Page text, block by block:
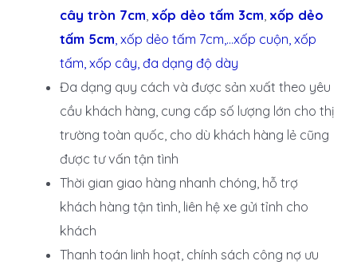
cây tròn 7cm xốp dẻo tấm 3cm xốp dẻo
tấm 5cm , xốp dẻo tấm 7cm,…xốp cuộn, xốp
tấm, xốp cây, đa dạng độ dày
Đa dạng quy cách và được sản xuất theo yêu
cầu khách hàng, cung cấp số lượng lớn cho thị
trường toàn quốc, cho dù khách hàng lẻ cũng
được tư vấn tận tình
Thời gian giao hàng nhanh chóng, hỗ trợ
khách hàng tận tình, liên hệ xe gửi tỉnh cho
khách
Thanh toán linh hoạt, chính sách công nợ ưu